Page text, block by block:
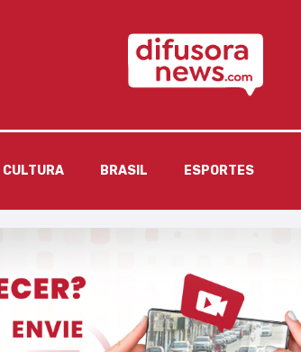
CULTURA BRASIL ESPORTES